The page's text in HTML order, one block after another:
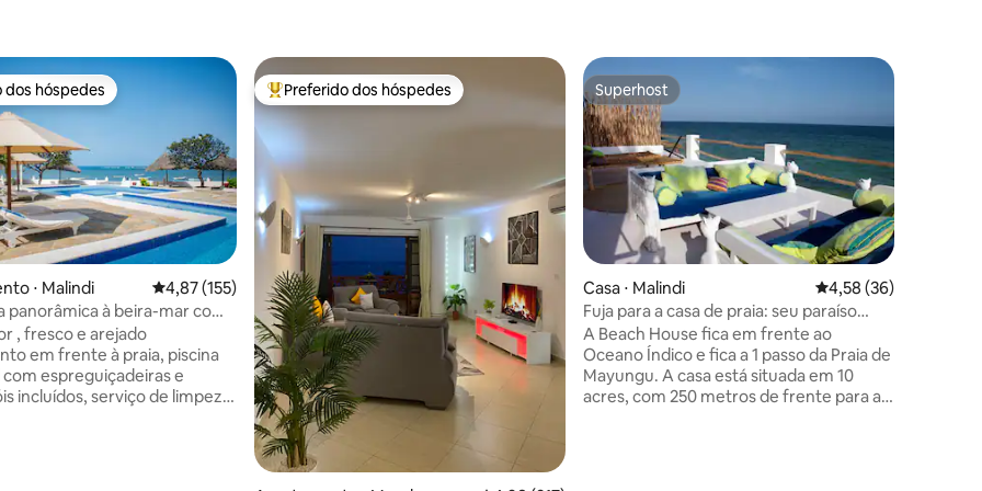
dos hóspedes
dos hóspedes
⋅ Malindi 4,87 de uma avaliação média de 5, 155 avaliações
4,87 (155)
panorâmica à beira-mar com
de limpeza
, fresco e arejado
em frente à praia, piscina
espreguiçadeiras e
incluídos, serviço de limpeza
Entre os melhores preferidos dos hóspedes
Preferido dos hóspedes Superhost
Superhost
Casa ⋅ Malindi 4,58 de uma
4,58 (36)
Fuja para a casa de praia: seu paraíso
privado!
A Beach House fica em frente ao
Oceano Índico e fica a 1 passo da Praia de
Mayungu. A casa está situada em 10
acres, com 250 metros de frente para a